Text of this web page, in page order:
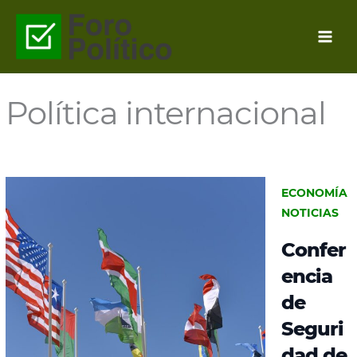
contenido
Política internacional
ECONOMÍA
NOTICIAS
Confer
encia
de
Seguri